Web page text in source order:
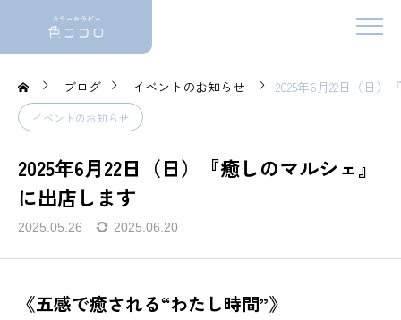
ブログ イベントのお知らせ 2025年6月22日（日）
イベントのお知らせ
2025年6月22日（日）『癒しのマルシェ』
に出店します
2025.05.26 2025.06.20
《五感で癒される“わたし時間”》